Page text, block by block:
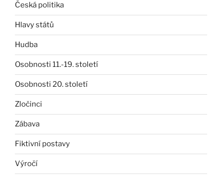
Česká politika
Hlavy států
Hudba
Osobnosti 11.-19. století
Osobnosti 20. století
Zločinci
Zábava
Fiktivní postavy
Výročí